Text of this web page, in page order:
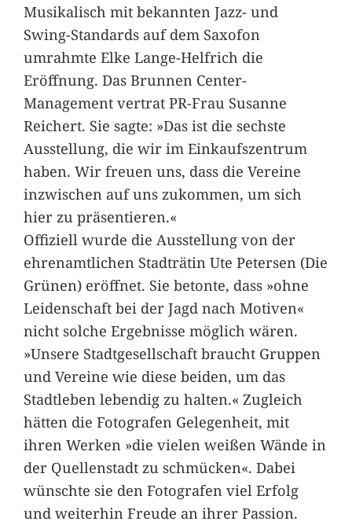
Musikalisch mit bekannten Jazz- und
Swing-Standards auf dem Saxofon
umrahmte Elke Lange-Helfrich die
Eröffnung. Das Brunnen Center-
Management vertrat PR-Frau Susanne
Reichert. Sie sagte: »Das ist die sechste
Ausstellung, die wir im Einkaufszentrum
haben. Wir freuen uns, dass die Vereine
inzwischen auf uns zukommen, um sich
hier zu präsentieren.«
Offiziell wurde die Ausstellung von der
ehrenamtlichen Stadträtin Ute Petersen (Die
Grünen) eröffnet. Sie betonte, dass »ohne
Leidenschaft bei der Jagd nach Motiven«
nicht solche Ergebnisse möglich wären.
»Unsere Stadtgesellschaft braucht Gruppen
und Vereine wie diese beiden, um das
Stadtleben lebendig zu halten.« Zugleich
hätten die Fotografen Gelegenheit, mit
ihren Werken »die vielen weißen Wände in
der Quellenstadt zu schmücken«. Dabei
wünschte sie den Fotografen viel Erfolg
und weiterhin Freude an ihrer Passion.